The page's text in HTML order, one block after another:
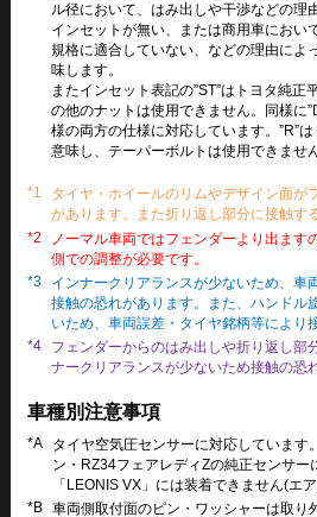
ル径において、はみ出しや干渉などの理
インセットが無い、または商用車におい
規格に適合していない、などの理由によ
味します。
またインセット表記の”ST”はトヨタ純正
の他のナットは使用できません。同様に
様の両方の仕様に対応しています。”R”
意味し、テーパーボルトは使用できません
*1
タイヤ・ホイールのリムやデザイン面が
があります。また折り返し部分に接触す
*2
ノーマル車両ではフェンダーより出ます
側での調整が必要です。
*3
インナークリアランスが少ないため、車
接触の恐れがあります。また、ハンドル
いため、車両誤差・タイヤ銘柄等により
*4
フェンダーからのはみ出しや折り返し部
ナークリアランスが少ないため接触の恐
車種別注意事項
*A
タイヤ空気圧センサーに対応しています
ン・RZ34フェアレディZの純正センサー
「LEONIS VX」には装着できません(エ
*B 車両側取付面のピン・ワッシャーは取り